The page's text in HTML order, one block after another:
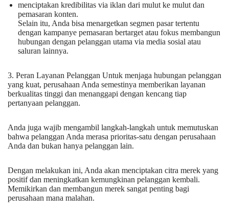
menciptakan kredibilitas via iklan dari mulut ke mulut dan
pemasaran konten.
Selain itu, Anda bisa menargetkan segmen pasar tertentu
dengan kampanye pemasaran bertarget atau fokus membangun
hubungan dengan pelanggan utama via media sosial atau
saluran lainnya.
3. Peran Layanan Pelanggan Untuk menjaga hubungan pelanggan
yang kuat, perusahaan Anda semestinya memberikan layanan
berkualitas tinggi dan menanggapi dengan kencang tiap
pertanyaan pelanggan.
Anda juga wajib mengambil langkah-langkah untuk memutuskan
bahwa pelanggan Anda merasa prioritas-satu dengan perusahaan
Anda dan bukan hanya pelanggan lain.
Dengan melakukan ini, Anda akan menciptakan citra merek yang
positif dan meningkatkan kemungkinan pelanggan kembali.
Memikirkan dan membangun merek sangat penting bagi
perusahaan mana malahan.